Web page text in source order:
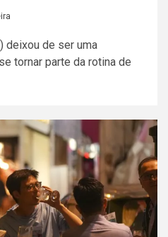
deixou de ser uma
tornar parte da rotina de